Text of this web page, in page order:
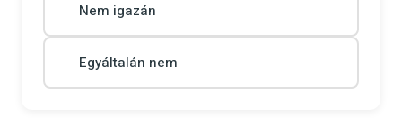
Nem igazán
Egyáltalán nem